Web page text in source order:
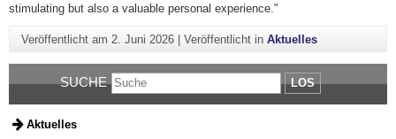
stimulating but also a valuable personal experience."
Veröffentlicht am 2. Juni 2026| Veröffentlicht in Aktuelles
SUCHE LOS
Aktuelles